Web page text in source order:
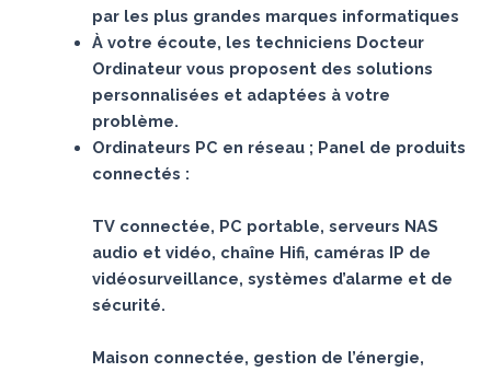
par les plus grandes marques informatiques
À votre écoute, les techniciens Docteur
Ordinateur vous proposent des solutions
personnalisées et adaptées à votre
problème.
Ordinateurs PC en réseau ; Panel de produits
connectés :
TV connectée, PC portable, serveurs NAS
audio et vidéo, chaîne Hifi, caméras IP de
vidéosurveillance, systèmes d’alarme et de
sécurité.
Maison connectée, gestion de l’énergie,